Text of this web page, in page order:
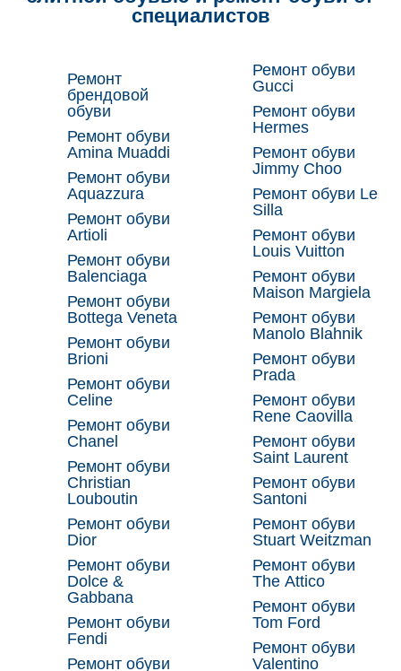
специалистов
Ремонт
брендовой
обуви
Ремонт обуви
Amina Muaddi
Ремонт обуви
Aquazzura
Ремонт обуви
Artioli
Ремонт обуви
Balenciaga
Ремонт обуви
Bottega Veneta
Ремонт обуви
Brioni
Ремонт обуви
Celine
Ремонт обуви
Chanel
Ремонт обуви
Christian
Louboutin
Ремонт обуви
Dior
Ремонт обуви
Dolce &
Gabbana
Ремонт обуви
Fendi
Ремонт обуви
Ремонт обуви
Gucci
Ремонт обуви
Hermes
Ремонт обуви
Jimmy Choo
Ремонт обуви Le
Silla
Ремонт обуви
Louis Vuitton
Ремонт обуви
Maison Margiela
Ремонт обуви
Manolo Blahnik
Ремонт обуви
Prada
Ремонт обуви
Rene Caovilla
Ремонт обуви
Saint Laurent
Ремонт обуви
Santoni
Ремонт обуви
Stuart Weitzman
Ремонт обуви
The Attico
Ремонт обуви
Tom Ford
Ремонт обуви
Valentino